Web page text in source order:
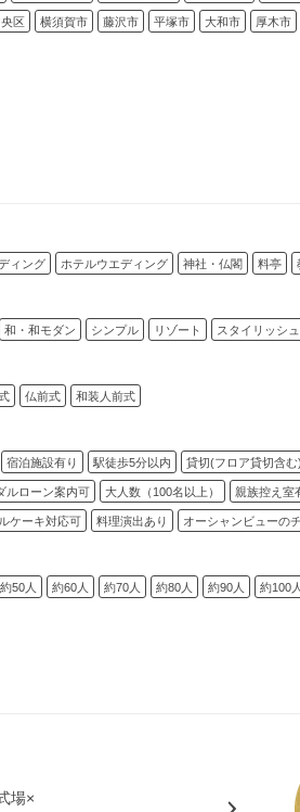
区 横須賀市 藤沢市 平塚市 大和市 厚木市
ィング ホテルウエディング 神社・仏閣 料亭
和・和モダン シンプル リゾート スタイリッシュ
仏前式 和装人前式
宿泊施設有り 駅徒歩5分以内 貸切(フロア貸切含む)
ルローン案内可 大人数（100名以上） 親族控え室
ケーキ対応可 料理演出あり オーシャンビューの
約50人 約60人 約70人 約80人 約90人 約100人
場×